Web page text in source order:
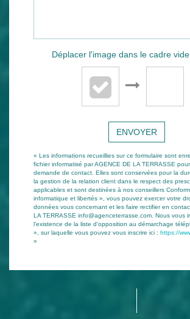
Déplacer l'image dans le cadre
ENVOYER
« Les informations recueillies sur ce formulaire sont
fichier informatisé par AGENCE DE LA TERRASSE
demande de contact. Elles sont conservées pour la
la gestion de la relation client dans le respect des
applicables et sont destinées à nos conseillers
informatique et libertés », vous pouvez exercer votre
données vous concernant et les faire rectifier en
LA TERRASSE info@agenceterrasse.com. Nous vous
l'existence de la liste d'opposition au démarchage
», sur laquelle vous pouvez vous inscrire ici : https://
»